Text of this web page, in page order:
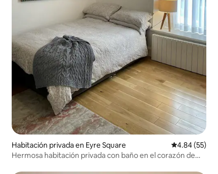
Habitación privada en Eyre Square Calificación
4.84 (55)
Hermosa habitación privada con baño en el corazón de